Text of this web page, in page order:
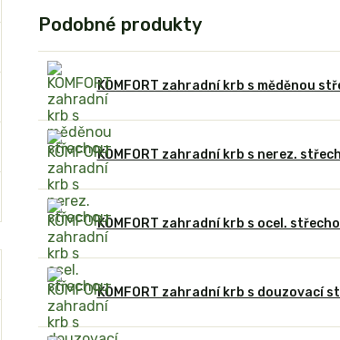
Podobné produkty
KOMFORT zahradní krb s měděnou
KOMFORT zahradní krb s nerez.
KOMFORT zahradní krb s ocel.
KOMFORT zahradní krb s douzovací